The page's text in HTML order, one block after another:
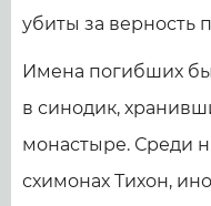
убиты за верность
Имена погибших
в синодик,
монастыре. Среди
схимонах Тихон,